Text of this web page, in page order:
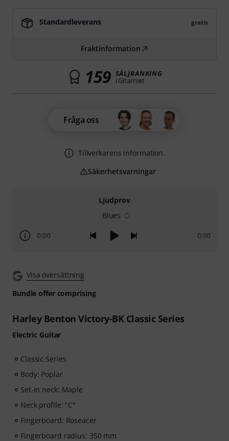
Ljudprov
Blues
0:00 0:00
Visa översättning
Bundle offer comprising
Harley Benton Victory-BK Classic Series
Electric Guitar
Classic Series
Body: Poplar
Set-in neck: Maple
Neck profile: "C"
Fingerboard: Roseacer
Fingerboard radius: 350 mm
Standardleverans gratis
Fraktinformation
159 SÄLJRANKING
i Gitarrset
Fråga oss
Tillverkarens information.
Säkerhetsvarningar